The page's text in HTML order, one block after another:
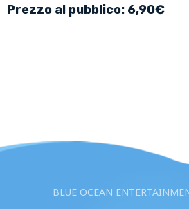
Prezzo al pubblico: 6,90€
BLUE OCEAN